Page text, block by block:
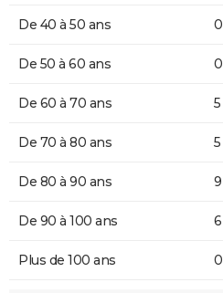
De 40 à 50 ans 0
De 50 à 60 ans 0
De 60 à 70 ans 5
De 70 à 80 ans 5
De 80 à 90 ans 9
De 90 à 100 ans 6
Plus de 100 ans 0